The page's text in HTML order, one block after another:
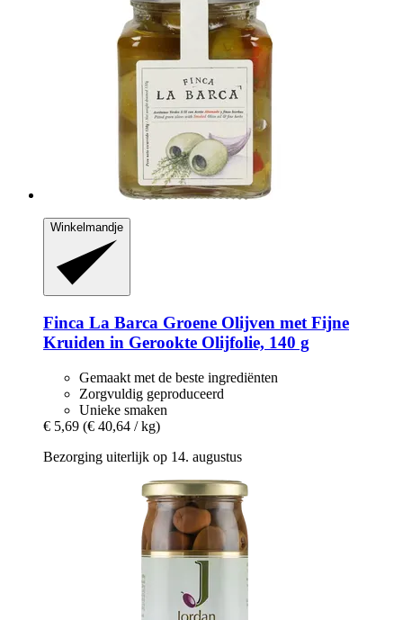
Winkelmandje
Finca La Barca Groene Olijven met Fijne
Kruiden in Gerookte Olijfolie, 140 g
Gemaakt met de beste ingrediënten
Zorgvuldig geproduceerd
Unieke smaken
€ 5,69 (€ 40,64 / kg)
Bezorging uiterlijk op 14. augustus